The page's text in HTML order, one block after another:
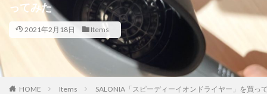
ってみた
2021年2月18日 Items
HOME Items SALONIA「スピーディーイオンドライヤー」を買っ